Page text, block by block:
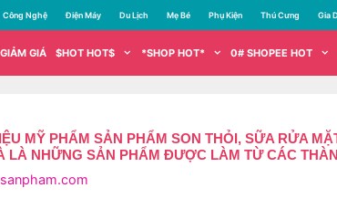
Công Nghệ Điện Máy Du Lịch Mẹ Bé Phụ Kiện Thú Cưng Gia
GIÁ $HOT HOT$ *SHOP HOT* 0# SHOPEE HOT
MỸ PHẨM SẢN PHẨM SON THỎI, SỮA RỬA
LÀ NHỮNG SẢN PHẨM ĐƯỢC LÀM TỪ CÁC